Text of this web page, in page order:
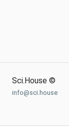
Sci.House ©
info@sci.house